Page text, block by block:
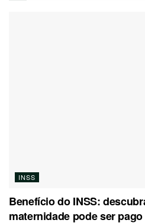
INSS
Benefício do INSS:
maternidade pode ser